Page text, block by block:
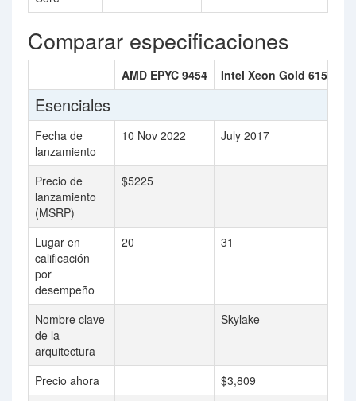
Comparar especificaciones
AMD EPYC 9454 Intel Xeon Gold 6154
Esenciales
Fecha de
lanzamiento
10 Nov 2022 July 2017
Precio de
lanzamiento
(MSRP)
$5225
Lugar en
calificación
por
desempeño
20 31
Nombre clave
de la
arquitectura
Skylake
Precio ahora
$3,809